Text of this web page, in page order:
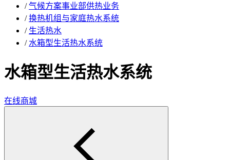
/ 气候方案事业部供热业务
/ 换热机组与家庭热水系统
/ 生活热水
/ 水箱型生活热水系统
水箱型生活热水系统
在线商城